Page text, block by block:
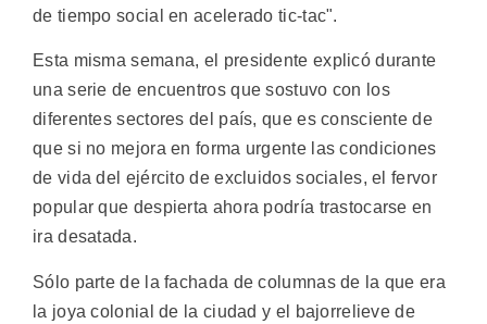
de tiempo social en acelerado tic-tac".
Esta misma semana, el presidente explicó durante
una serie de encuentros que sostuvo con los
diferentes sectores del país, que es consciente de
que si no mejora en forma urgente las condiciones
de vida del ejército de excluidos sociales, el fervor
popular que despierta ahora podría trastocarse en
ira desatada.
Sólo parte de la fachada de columnas de la que era
la joya colonial de la ciudad y el bajorrelieve de